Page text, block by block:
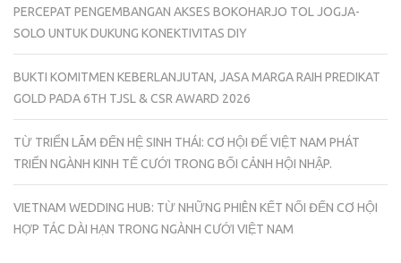
PERCEPAT PENGEMBANGAN AKSES BOKOHARJO TOL JOGJA-
SOLO UNTUK DUKUNG KONEKTIVITAS DIY
BUKTI KOMITMEN KEBERLANJUTAN, JASA MARGA RAIH PREDIKAT
GOLD PADA 6TH TJSL & CSR AWARD 2026
TỪ TRIỂN LÃM ĐẾN HỆ SINH THÁI: CƠ HỘI ĐỂ VIỆT NAM PHÁT
TRIỂN NGÀNH KINH TẾ CƯỚI TRONG BỐI CẢNH HỘI NHẬP.
VIETNAM WEDDING HUB: TỪ NHỮNG PHIÊN KẾT NỐI ĐẾN CƠ HỘI
HỢP TÁC DÀI HẠN TRONG NGÀNH CƯỚI VIỆT NAM